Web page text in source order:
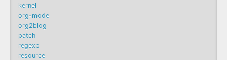
kernel
org-mode
org2blog
patch
regexp
resource